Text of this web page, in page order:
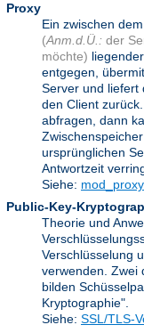
Proxy
Ein zwischen
(Anm.d.Ü.: der
möchte)
entgegen,
Server und liefert
den Client
abfragen, dann
ursprünglichen
Antwortzeit
Siehe: mod_proxy
Public-Key-
Theorie und
Verschlüsselung
verwenden. Zwei
bilden
Kryptographie".
Siehe: SSL/TLS-